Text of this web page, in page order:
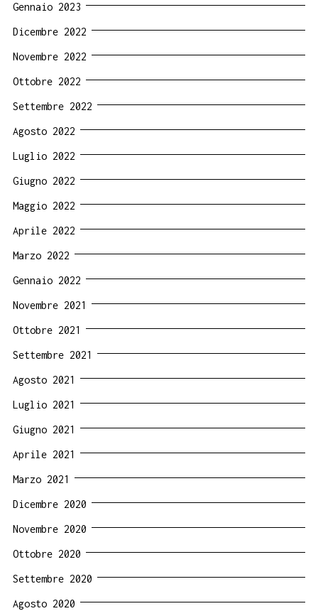
Gennaio 2023
Dicembre 2022
Novembre 2022
Ottobre 2022
Settembre 2022
Agosto 2022
Luglio 2022
Giugno 2022
Maggio 2022
Aprile 2022
Marzo 2022
Gennaio 2022
Novembre 2021
Ottobre 2021
Settembre 2021
Agosto 2021
Luglio 2021
Giugno 2021
Aprile 2021
Marzo 2021
Dicembre 2020
Novembre 2020
Ottobre 2020
Settembre 2020
Agosto 2020